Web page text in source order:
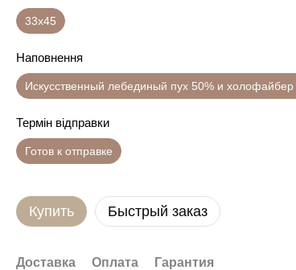
33х45
Наповнення
Искусственный лебединый пух 50% и холофайбер
Термін відправки
Готов к отправке
Купить Быстрый заказ
Доставка Оплата Гарантия